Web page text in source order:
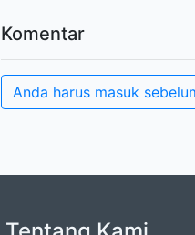
Komentar
Anda harus masuk